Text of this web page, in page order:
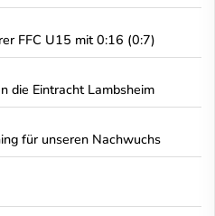
FFC U15 mit 0:16 (0:7)
die Eintracht Lambsheim
für unseren Nachwuchs